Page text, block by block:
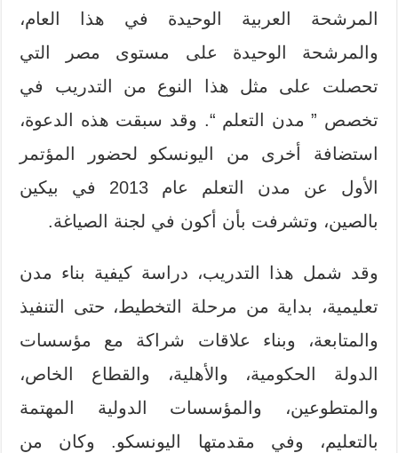
المرشحة العربية الوحيدة في هذا العام،
والمرشحة الوحيدة على مستوى مصر التي
تحصلت على مثل هذا النوع من التدريب في
تخصص ” مدن التعلم “. وقد سبقت هذه الدعوة،
استضافة أخرى من اليونسكو لحضور المؤتمر
الأول عن مدن التعلم عام 2013 في بيكين
بالصين، وتشرفت بأن أكون في لجنة الصياغة.
وقد شمل هذا التدريب، دراسة كيفية بناء مدن
تعليمية، بداية من مرحلة التخطيط، حتى التنفيذ
والمتابعة، وبناء علاقات شراكة مع مؤسسات
الدولة الحكومية، والأهلية، والقطاع الخاص،
والمتطوعين، والمؤسسات الدولية المهتمة
بالتعليم، وفي مقدمتها اليونسكو. وكان من